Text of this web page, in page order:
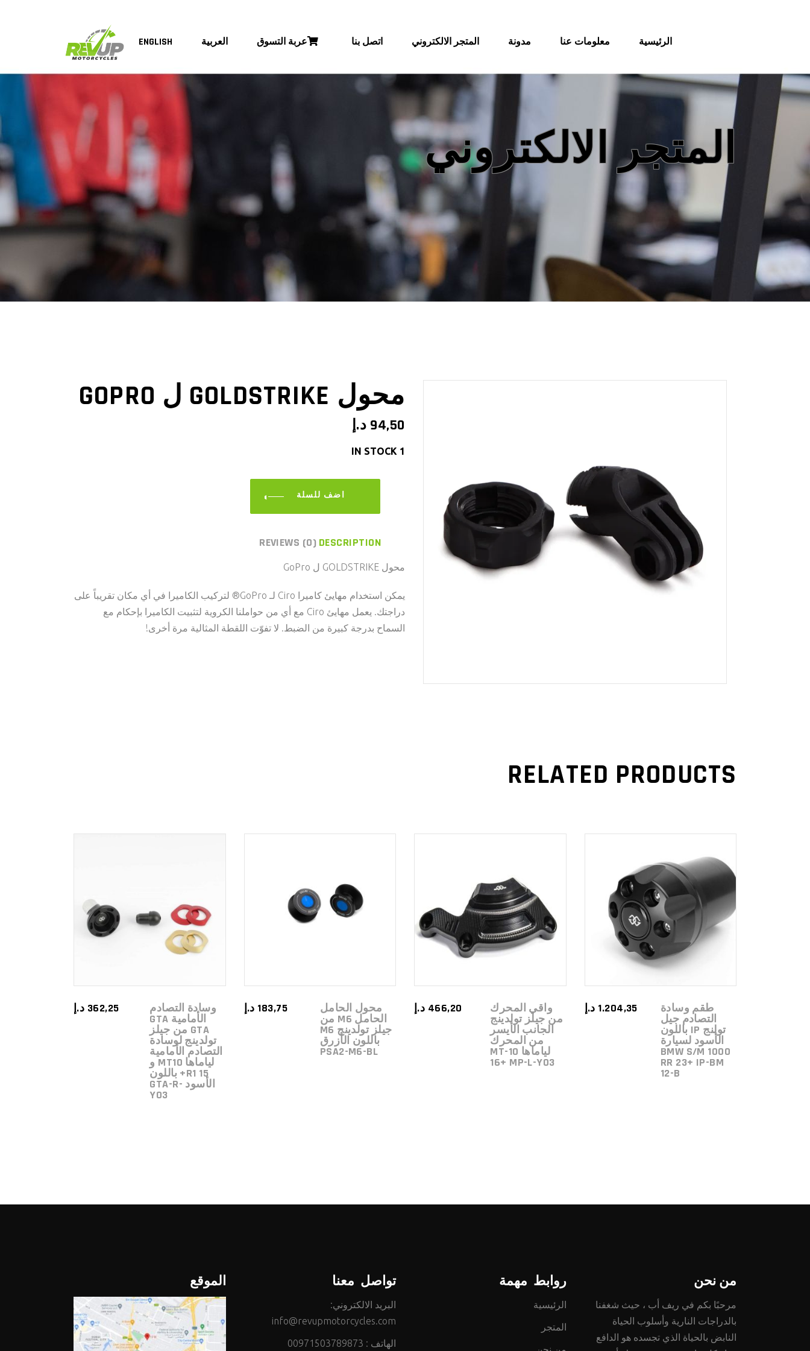
الرئيسية معلومات عنا مدونة المتجر الالكتروني اتصل بنا عربة التسوق العربية ENGLISH
المتجر الالكتروني
محول GOLDSTRIKE ل GOPRO
94,50 د.إ
1 IN STOCK
DESCRIPTION
REVIEWS (0)
محول GOLDSTRIKE ل GoPro
يمكن استخدام مهايئ كاميرا Ciro لـ GoPro® لتركيب الكاميرا في أي مكان تقريباً على
دراجتك. يعمل مهايئ Ciro مع أي من حواملنا الكروية لتثبيت الكاميرا بإحكام مع
السماح بدرجة كبيرة من الضبط. لا تفوّت اللقطة المثالية مرة أخرى!
RELATED PRODUCTS
CART
وسادة التصادم
الأمامية GTA
GTA من جيلز
تولدينج لوسادة
التصادم الأمامية
لياماها MT10 و
R1 15+ باللون
الأسود GTA-R-
Y03
362,25 د.إ
ADD TO
CART
محول الحامل
الحامل M6 من
جيلز تولدينج M6
باللون الأزرق
PSA2-M6-BL
183,75 د.إ
ADD TO
CART
واقي المحرك
من جيلز تولدينج
الجانب الأيسر
من المحرك
لياماها MT-10
16+ MP-L-Y03
466,20 د.إ
ADD TO
CART
طقم وسادة
التصادم جيل
تولنج IP باللون
الأسود لسيارة
BMW S/M 1000
RR 23+ IP-BM
12-B
1.204,35 د.إ
من نحن
مرحبًا بكم في ريف أب ، حيث شغفنا
بالدراجات النارية وأسلوب الحياة
النابض بالحياة الذي تجسده هو الدافع
روابط مهمة
الرئيسية
المتجر
تواصل معنا
البريد الالكتروني:
info@revupmotorcycles.com
الهاتف : 00971503789873
الموقع